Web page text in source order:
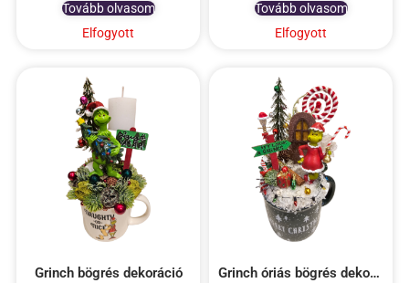
Elfogyott
Tovább olvasom
Elfogyott
Tovább olvasom
Grinch bögrés dekoráció Grinch óriás bögrés dekoráció – 5